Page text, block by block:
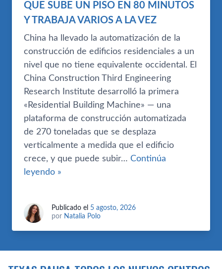
QUE SUBE UN PISO EN 80 MINUTOS
Y TRABAJA VARIOS A LA VEZ
China ha llevado la automatización de la
construcción de edificios residenciales a un
nivel que no tiene equivalente occidental. El
China Construction Third Engineering
Research Institute desarrolló la primera
«Residential Building Machine» — una
plataforma de construcción automatizada
de 270 toneladas que se desplaza
verticalmente a medida que el edificio
crece, y que puede subir… Continúa
leyendo »
Publicado el 5 agosto, 2026
por Natalia Polo